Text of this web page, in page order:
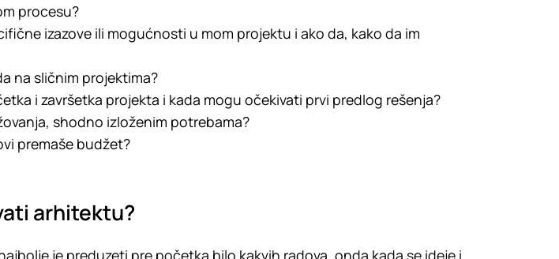
procesu?
izazove ili mogućnosti u mom projektu i ako da, kako da im
na sličnim projektima?
i završetka projekta i kada mogu očekivati prvi predlog rešenja?
shodno izloženim potrebama?
premaše budžet?
arhitektu?
je preduzeti pre početka bilo kakvih radova, onda kada se ideje i